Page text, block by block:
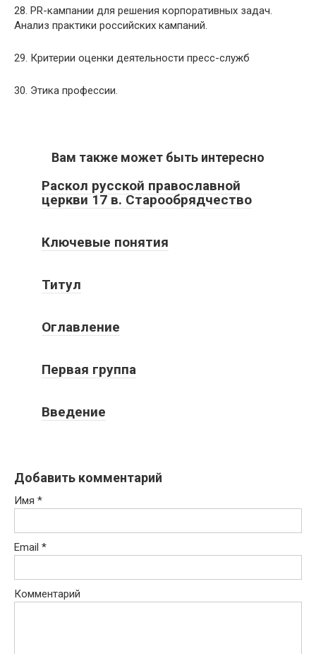
28. PR-кампании для решения корпоративных задач.
Анализ практики российских кампаний.
29. Критерии оценки деятельности пресс-служб
30. Этика профессии.
Вам также может быть интересно
Раскол русской православной
церкви 17 в. Старообрядчество
Ключевые понятия
Титул
Оглавление
Первая группа
Введение
Добавить комментарий
Имя *
Email *
Комментарий